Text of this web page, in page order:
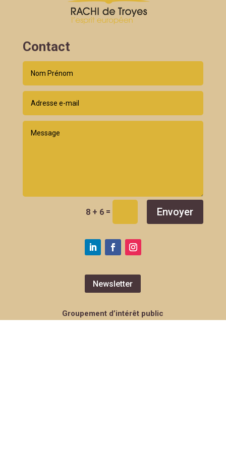
Contact
8 + 6 = Envoyer
Newsletter
Groupement d’intérêt public